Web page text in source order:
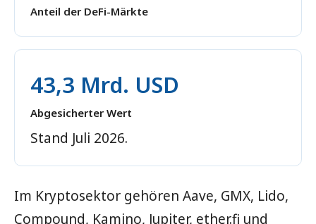
Anteil der DeFi-Märkte
43,3 Mrd. USD
Abgesicherter Wert
Stand Juli 2026.
Im Kryptosektor gehören Aave, GMX, Lido,
Compound, Kamino, Jupiter, ether.fi und